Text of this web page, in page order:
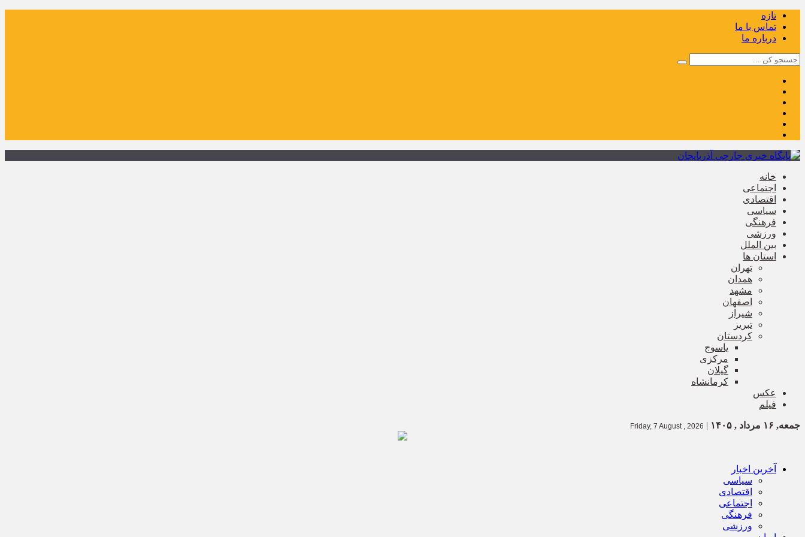
تازه
تماس با ما
درباره ما
خانه
اجتماعی
اقتصادی
سیاسی
فرهنگی
ورزشی
بین الملل
استان ها
تهران
همدان
مشهد
اصفهان
شیراز
تبریز
کردستان
یاسوج
مرکزی
گیلان
کرمانشاه
عکس
فیلم
جمعه, ۱۶ مرداد , ۱۴۰۵ |
Friday, 7 August , 2026
آخرین اخبار
سیاسی
اقتصادی
اجتماعی
فرهنگی
ورزشی